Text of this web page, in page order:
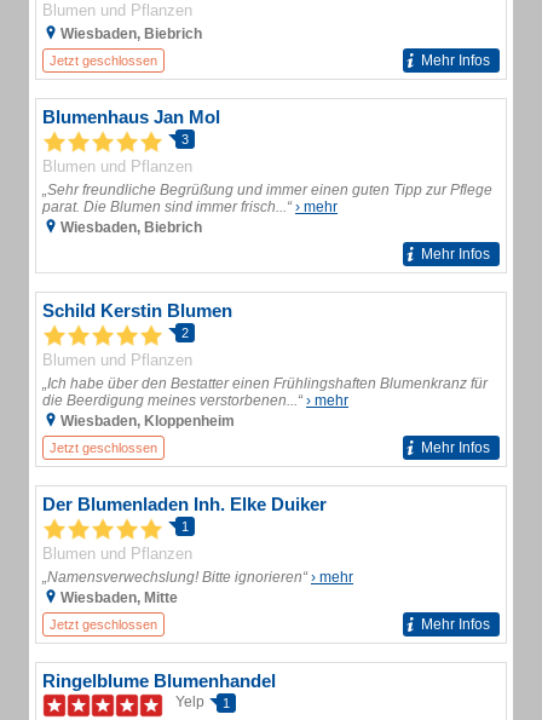
Blumen und Pflanzen
Wiesbaden, Biebrich
Jetzt geschlossen Mehr Infos
Blumenhaus Jan Mol
3
Blumen und Pflanzen
„Sehr freundliche Begrüßung und immer einen guten Tipp zur Pflege
parat. Die Blumen sind immer frisch...“› mehr
Wiesbaden, Biebrich
Mehr Infos
Schild Kerstin Blumen
2
Blumen und Pflanzen
„Ich habe über den Bestatter einen Frühlingshaften Blumenkranz für
die Beerdigung meines verstorbenen...“› mehr
Wiesbaden, Kloppenheim
Jetzt geschlossen Mehr Infos
Der Blumenladen Inh. Elke Duiker
1
Blumen und Pflanzen
„Namensverwechslung! Bitte ignorieren“› mehr
Wiesbaden, Mitte
Jetzt geschlossen Mehr Infos
Ringelblume Blumenhandel
Yelp 1